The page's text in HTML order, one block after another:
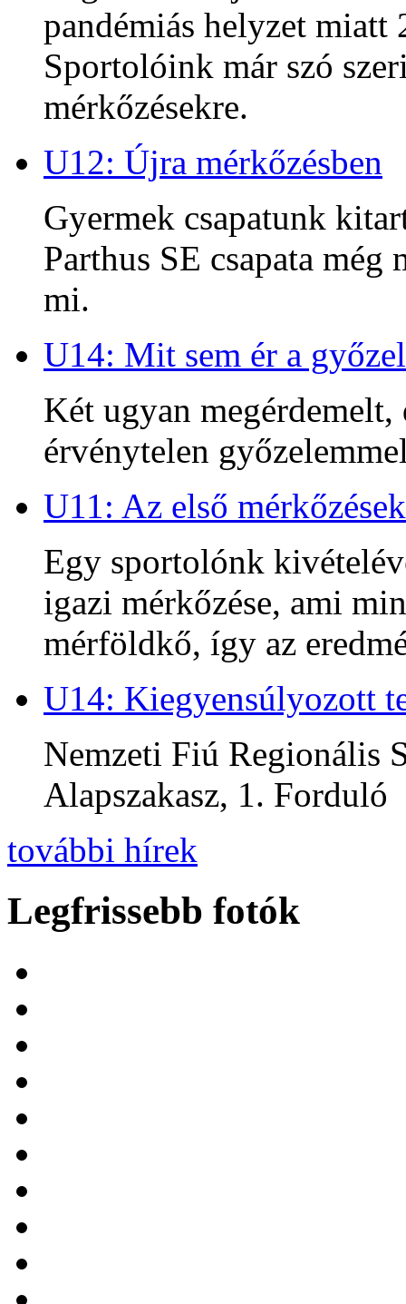
pandémiás helyzet
Sportolóink már szó
mérkőzésekre.
U12: Újra mérkőzésben
Gyermek csapatunk
Parthus SE csapata
mi.
U14: Mit sem ér a
Két ugyan
érvénytelen
U11: Az első mérkőzések
Egy sportolónk
igazi mérkőzése, ami
mérföldkő, így az
U14: Kiegyensúlyozott
Nemzeti Fiú Regionális
Alapszakasz, 1. Forduló
további hírek
Legfrissebb fotók